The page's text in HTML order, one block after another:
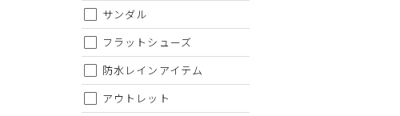
サンダル
フラットシューズ
防水レインアイテム
アウトレット